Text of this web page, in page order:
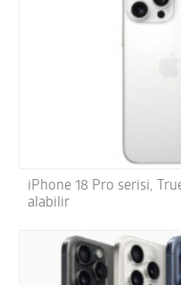
iPhone 18 Pro serisi,
alabilir